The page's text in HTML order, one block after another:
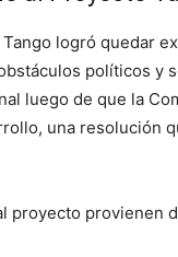
logró quedar
políticos y
luego de que la
una resolución
proyecto provienen